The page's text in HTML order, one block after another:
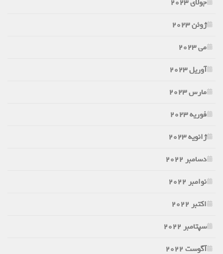
جولای 2023
ژوئن 2023
می 2023
آوریل 2023
مارس 2023
فوریه 2023
ژانویه 2023
دسامبر 2022
نوامبر 2022
اکتبر 2022
سپتامبر 2022
آگوست 2022